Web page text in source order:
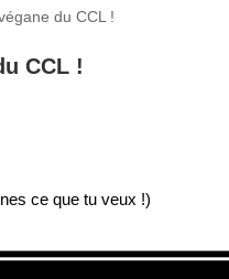
du CCL !
CCL !
ce que tu veux !)